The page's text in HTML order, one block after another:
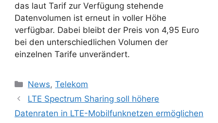
das laut Tarif zur Verfügung stehende
Datenvolumen ist erneut in voller Höhe
verfügbar. Dabei bleibt der Preis von 4,95 Euro
bei den unterschiedlichen Volumen der
einzelnen Tarife unverändert.
Kategorien
News,Telekom
LTE Spectrum Sharing soll höhere
Datenraten in LTE-Mobilfunknetzen ermöglichen